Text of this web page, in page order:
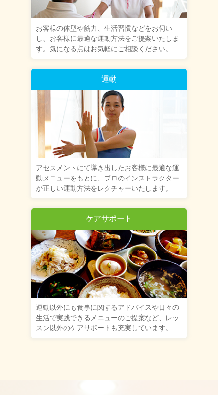
お客様の体型や筋力、生活習慣などをお伺い
し、お客様に最適な運動方法をご提案いたしま
す。気になる点はお気軽にご相談ください。
運動
アセスメントにて導き出したお客様に最適な運
動メニューをもとに、プロのインストラクター
が正しい運動方法をレクチャーいたします。
ケアサポート
運動以外にも食事に関するアドバイスや日々の
生活で実践できるメニューのご提案など、レッ
スン以外のケアサポートも充実しています。